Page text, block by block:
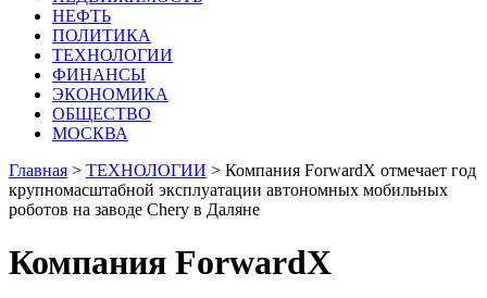
НЕФТЬ
ПОЛИТИКА
ТЕХНОЛОГИИ
ФИНАНСЫ
ЭКОНОМИКА
ОБЩЕСТВО
МОСКВА
Главная > ТЕХНОЛОГИИ > Компания ForwardX отмечает год
крупномасштабной эксплуатации автономных мобильных
роботов на заводе Chery в Даляне
Компания ForwardX